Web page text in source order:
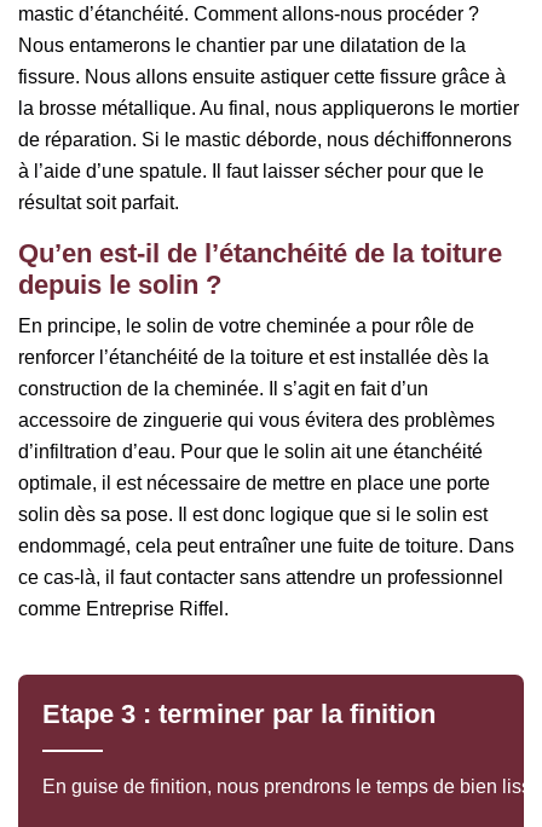
mastic d’étanchéité. Comment allons-nous procéder ?
Nous entamerons le chantier par une dilatation de la
fissure. Nous allons ensuite astiquer cette fissure grâce à
la brosse métallique. Au final, nous appliquerons le mortier
de réparation. Si le mastic déborde, nous déchiffonnerons
à l’aide d’une spatule. Il faut laisser sécher pour que le
résultat soit parfait.
Qu’en est-il de l’étanchéité de la toiture
depuis le solin ?
En principe, le solin de votre cheminée a pour rôle de
renforcer l’étanchéité de la toiture et est installée dès la
construction de la cheminée. Il s’agit en fait d’un
accessoire de zinguerie qui vous évitera des problèmes
d’infiltration d’eau. Pour que le solin ait une étanchéité
optimale, il est nécessaire de mettre en place une porte
solin dès sa pose. Il est donc logique que si le solin est
endommagé, cela peut entraîner une fuite de toiture. Dans
ce cas-là, il faut contacter sans attendre un professionnel
comme Entreprise Riffel.
Etape 3 : terminer par la finition
En guise de finition, nous prendrons le temps de bien